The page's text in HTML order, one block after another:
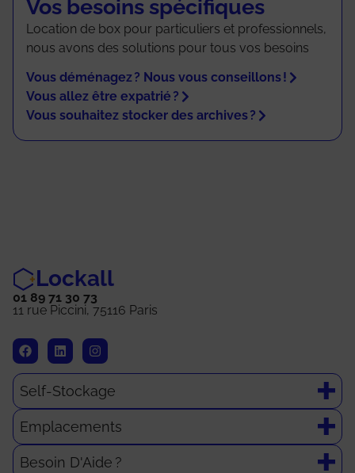
Vos besoins spécifiques
Location de box pour particuliers et professionnels,
nous avons des solutions pour tous vos besoins
Vous déménagez ? Nous vous conseillons !
Vous allez être expatrié ?
Vous souhaitez stocker des archives ?
Lockall
01 89 71 30 73
11 rue Piccini, 75116 Paris
Self-Stockage
Emplacements
Besoin D'Aide ?